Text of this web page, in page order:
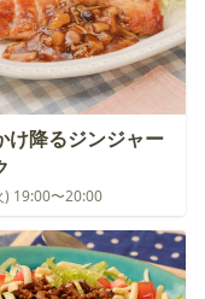
け降るジンジャー
) 19:00〜20:00